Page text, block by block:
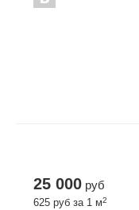
25 000 руб
625 руб за 1 м2